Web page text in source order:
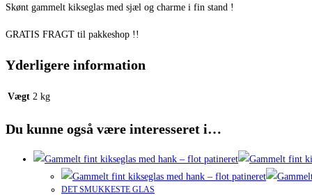
Skønt gammelt kikseglas med sjæl og charme i fin stand !
GRATIS FRAGT til pakkeshop !!
Yderligere information
Vægt 2 kg
Du kunne også være interesseret i…
DET SMUKKESTE GLAS